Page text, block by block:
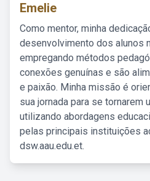
Emelie
Como mentor, minha
desenvolvimento dos alunos
empregando métodos
conexões genuínas e são
e paixão. Minha missão é
sua jornada para se tornarem
utilizando abordagens
pelas principais instituições
dsw.aau.edu.et.